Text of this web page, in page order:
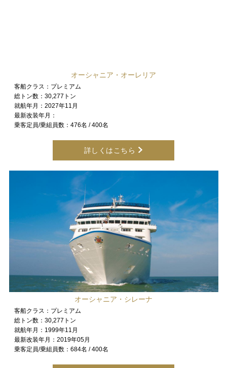
オーシャニア・オーレリア
客船クラス： プレミアム
総トン数： 30,277トン
就航年月： 2027年11月
最新改装年月：
乗客定員/乗組員数： 476名 / 400名
詳しくはこちら
オーシャニア・シレーナ
客船クラス： プレミアム
総トン数： 30,277トン
就航年月： 1999年11月
最新改装年月： 2019年05月
乗客定員/乗組員数： 684名 / 400名